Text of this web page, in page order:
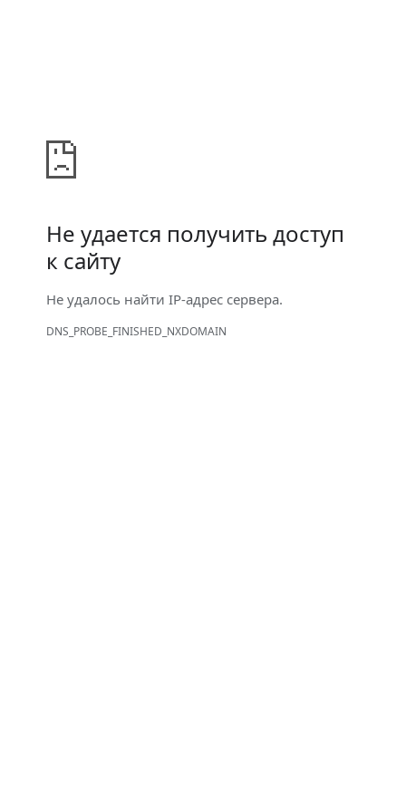
Не удается получить доступ
к сайту
Не удалось найти IP-адрес сервера.
DNS_PROBE_FINISHED_NXDOMAIN